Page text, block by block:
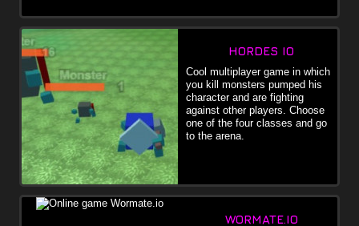
HORDES IO
Cool multiplayer game in which
you kill monsters pumped his
character and are fighting
against other players. Choose
one of the four classes and go
to the arena.
WORMATE.IO